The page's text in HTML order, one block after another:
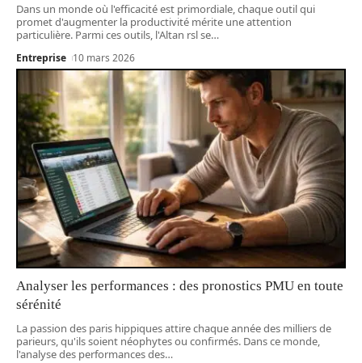
Dans un monde où l'efficacité est primordiale, chaque outil qui
promet d'augmenter la productivité mérite une attention
particulière. Parmi ces outils, l'Altan rsl se…
Entreprise 10 mars 2026
Analyser les performances : des pronostics PMU en toute
sérénité
La passion des paris hippiques attire chaque année des milliers de
parieurs, qu'ils soient néophytes ou confirmés. Dans ce monde,
l'analyse des performances des…